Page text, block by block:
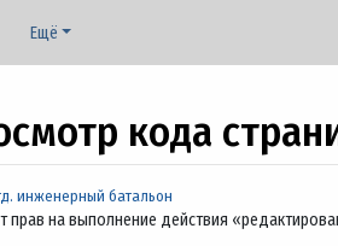
Ещё
кода
инженерный батальон
к:навигация,поиск
прав на выполнение действия